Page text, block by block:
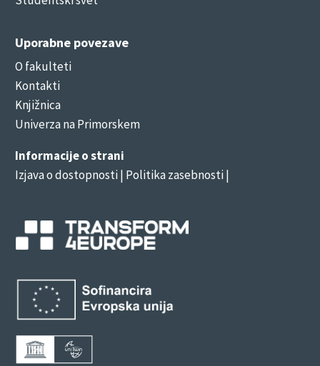
Uporabne povezave
O fakulteti
Kontakti
Knjižnica
Univerza na Primorskem
Informacije o strani
Izjava o dostopnosti| Politika zasebnosti |